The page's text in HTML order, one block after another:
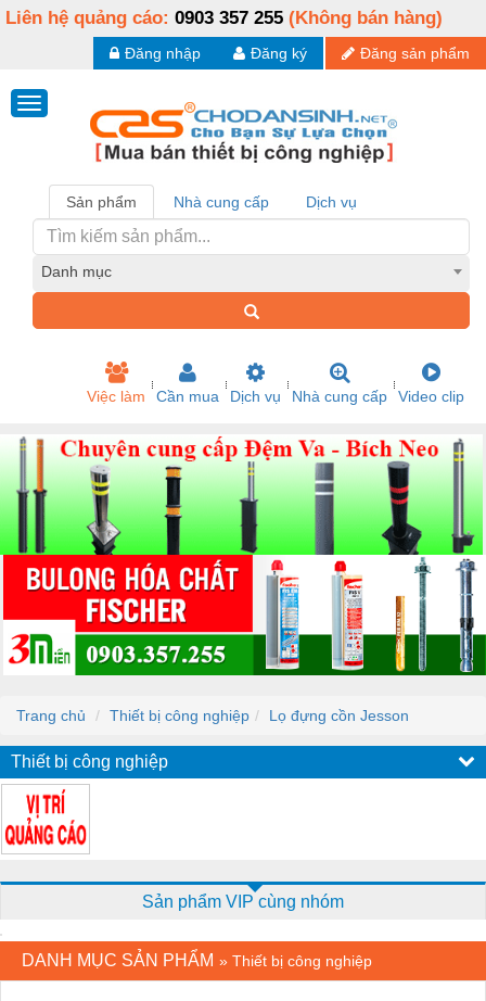
Liên hệ quảng cáo: 0903 357 255 (Không bán hàng)
Đăng sản phẩm
Đăng ký
Đăng nhập
Sản phẩm Nhà cung cấp Dịch vụ
Danh mục
Việc làm Cần mua Dịch vụ Nhà cung cấp Video clip
Trang chủ Thiết bị công nghiệp Lọ đựng cồn Jesson
Thiết bị công nghiệp
Sản phẩm VIP cùng nhóm
DANH MỤC SẢN PHẨM » Thiết bị công nghiệp